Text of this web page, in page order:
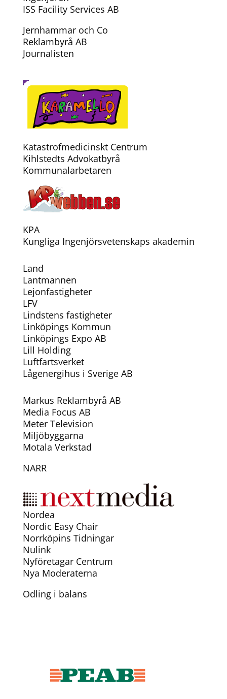
ISS Facility Services AB
Jernhammar och Co
Reklambyrå AB
Journalisten
Katastrofmedicinskt Centrum
Kihlstedts Advokatbyrå
Kommunalarbetaren
KPA
Kungliga Ingenjörsvetenskaps akademin
Land
Lantmannen
Lejonfastigheter
LFV
Lindstens fastigheter
Linköpings Kommun
Linköpings Expo AB
Lill Holding
Luftfartsverket
Lågenergihus i Sverige AB
Markus Reklambyrå AB
Media Focus AB
Meter Television
Miljöbyggarna
Motala Verkstad
NARR
Nordea
Nordic Easy Chair
Norrköpins Tidningar
Nulink
Nyföretagar Centrum
Nya Moderaterna
Odling i balans